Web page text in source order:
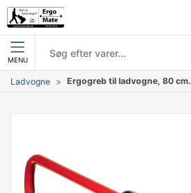
MENU
Ladvogne Ergogreb til ladvogne, 80 cm.